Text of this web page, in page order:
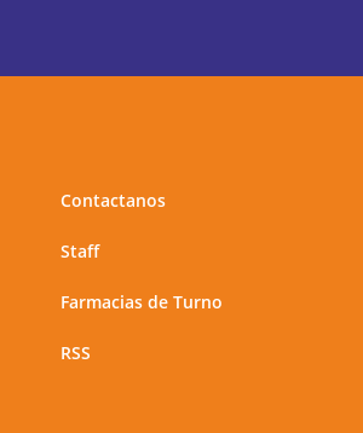
Contactanos
Staff
Farmacias de Turno
RSS